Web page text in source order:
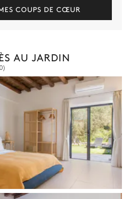
COUPS DE CŒUR
AU JARDIN